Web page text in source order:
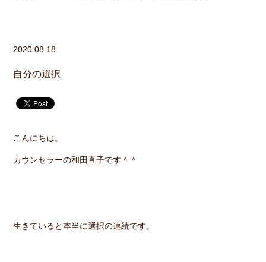
2020.08.18
自分の選択
こんにちは。
カウンセラーの和田直子です＾＾
生きていると本当に選択の連続です。